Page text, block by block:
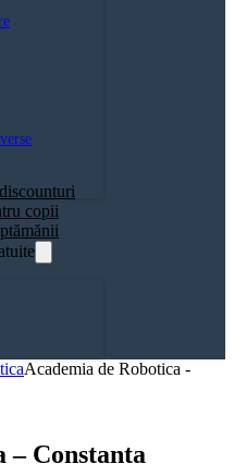
copii
Academia de Robotica -
– Constanta